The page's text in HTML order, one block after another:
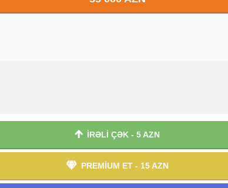
İRƏLİ ÇƏK - 5 AZN
PREMİUM ET - 15 AZN